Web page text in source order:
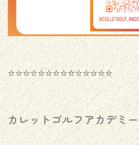
⭐️⭐️⭐️⭐️⭐️⭐️⭐️⭐️⭐️⭐️⭐️⭐️⭐️⭐️
カレットゴルフアカデミ